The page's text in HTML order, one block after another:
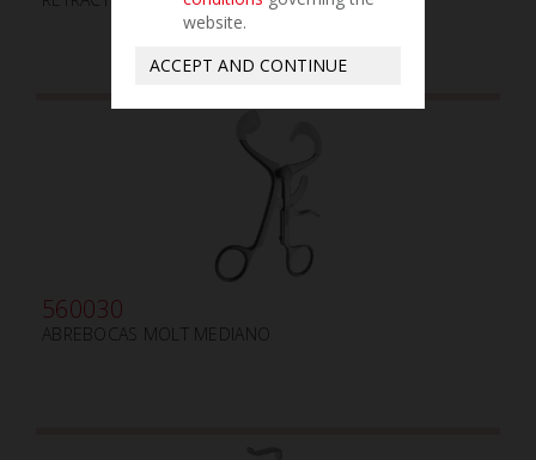
560030
ABREBOCAS MOLT MEDIANO
website.
ACCEPT AND CONTINUE